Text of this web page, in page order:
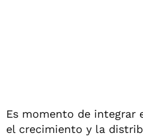
Es momento de integrar
el crecimiento y la